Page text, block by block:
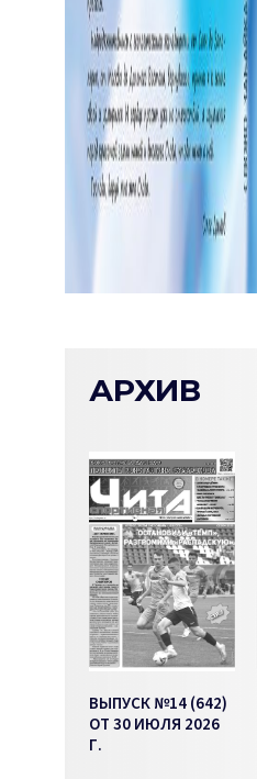
АРХИВ
ВЫПУСК №14 (642)
ОТ 30 ИЮЛЯ 2026
Г.